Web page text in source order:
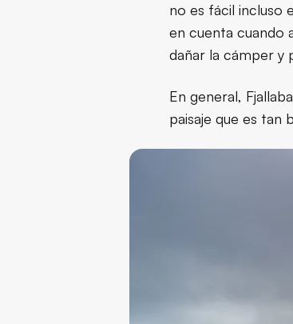
no es fácil incluso
en cuenta cuando
dañar la cámper y
En general,
paisaje que es